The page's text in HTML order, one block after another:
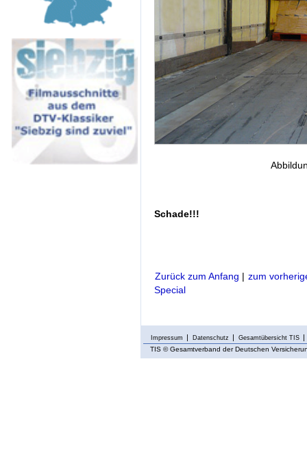
Schade!!!
Zurück zum Anfang | zum
Special
Impressum Datenschutz Gesamtübersicht TIS
TIS © Gesamtverband der Deutschen